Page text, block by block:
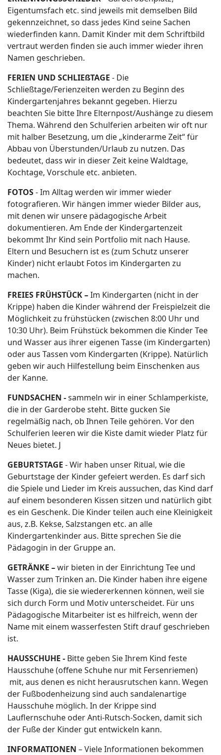
Eigentumsfach etc. sind jeweils mit demselben Bild
gekennzeichnet, so dass jedes Kind seine Sachen
wiederfinden kann. Damit Kinder mit dem Schriftbild
vertraut werden finden sie auch immer wieder ihren
Namen geschrieben.
FERIEN UND SCHLIEßTAGE - Die
Schließtage/Ferienzeiten werden zu Beginn des
Kindergartenjahres bekannt gegeben. Hierzu
beachten Sie bitte Ihre Elternpost/Aushänge zu diesem
Thema. Während den Schulferien arbeiten wir oft nur
mit halber Besetzung, um die „kinderarme Zeit“ für
Abbau von Überstunden/Urlaub zu nutzen. Das
bedeutet, dass wir in dieser Zeit keine Waldtage,
Kochtage, Vorschule etc. anbieten.
FOTOS- Im Alltag werden wir immer wieder
fotografieren. Wir hängen immer wieder Bilder aus,
mit denen wir unsere pädagogische Arbeit
dokumentieren. Am Ende der Kindergartenzeit
bekommt Ihr Kind sein Portfolio mit nach Hause.
Eltern und Besuchern ist es (zum Schutz unserer
Kinder) nicht erlaubt Fotos im Kindergarten zu
machen.
FREIES FRÜHSTÜCK –Im Kindergarten (nicht in der
Krippe) haben die Kinder während der Freispielzeit die
Möglichkeit zu frühstücken (zwischen 8:00 Uhr und
10:30 Uhr). Beim Frühstück bekommen die Kinder Tee
und Wasser aus ihrer eigenen Tasse (im Kindergarten)
oder aus Tassen vom Kindergarten (Krippe). Natürlich
geben wir auch Hilfestellung beim Einschenken aus
der Kanne.
FUNDSACHEN -sammeln wir in einer Schlamperkiste,
die in der Garderobe steht. Bitte gucken Sie
regelmäßig nach, ob Ihnen Teile gehören. Vor den
Schulferien leeren wir die Kiste damit wieder Platz für
Neues bietet. J
GEBURTSTAGE - Wir haben unser Ritual, wie die
Geburtstage der Kinder gefeiert werden. Es darf sich
die Spiele und Lieder im Kreis aussuchen, das Kind darf
auf einem besonderen Kissen sitzen und natürlich gibt
es ein Geschenk. Die Kinder teilen auch eine Kleinigkeit
aus, z.B. Kekse, Salzstangen etc. an alle
Kindergartenkinder aus. Bitte sprechen Sie die
Pädagogin in der Gruppe an.
GETRÄNKE –wir bieten in der Einrichtung Tee und
Wasser zum Trinken an. Die Kinder haben ihre eigene
Tasse (Kiga), die sie wiedererkennen können, weil sie
sich durch Form und Motiv unterscheidet. Für uns
Pädagogische Mitarbeiter ist es hilfreich, wenn der
Name mit einem wasserfesten Stift drauf geschrieben
ist.
HAUSSCHUHE - Bitte geben Sie Ihrem Kind feste
Hausschuhe (offene Schuhe nur mit Fersenriemen)
mit, aus denen es nicht herausrutschen kann. Wegen
der Fußbodenheizung sind auch sandalenartige
Hausschuhe möglich. In der Krippe sind
Lauflernschuhe oder Anti-Rutsch-Socken, damit sich
der Fuße der Kinder gut entwickeln kann.
INFORMATIONEN – Viele Informationen bekommen